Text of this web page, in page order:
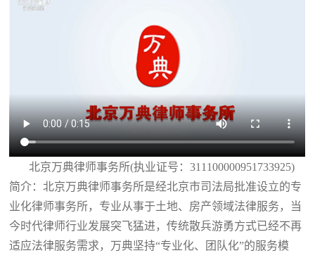
北京万典律师事务所(执业证号：311100000951733925)
简介：北京万典律师事务所是经北京市司法局批准设立的专
业化律师事务所，专业从事于土地、房产领域法律服务，当
今时代律师行业发展突飞猛进，传统散兵游勇方式已经不再
适应法律服务需求，万典坚持“专业化、团队化”的服务模